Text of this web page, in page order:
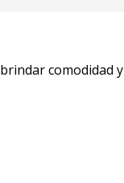
comodidad y